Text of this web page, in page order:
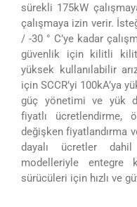
sürekli 175kW
çalışmaya izin verir.
/ -30 ° C’ye kadar
güvenlik için kilitli
yüksek kullanılabilir
için SCCR’yi 100kA’ya
güç yönetimi ve yük
fiyatlı ücretlendirme,
değişken fiyatlandırma
dayalı ücretler
modelleriyle entegre
sürücüleri için hızlı ve